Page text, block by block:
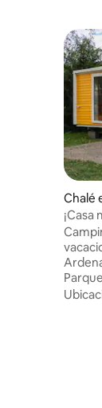
Chalé
¡Casa
Ardenas